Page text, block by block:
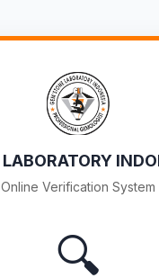
Online Verification System
🔍